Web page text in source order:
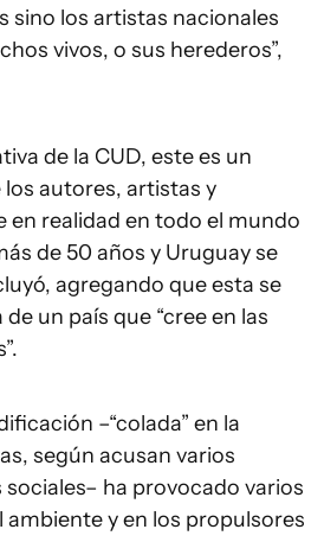
sino los artistas nacionales
vivos, o sus herederos”,
de la CUD, este es un
autores, artistas y
realidad en todo el mundo
de 50 años y Uruguay se
agregando que esta se
un país que “cree en las
–“colada” en la
según acusan varios
ha provocado varios
y en los propulsores